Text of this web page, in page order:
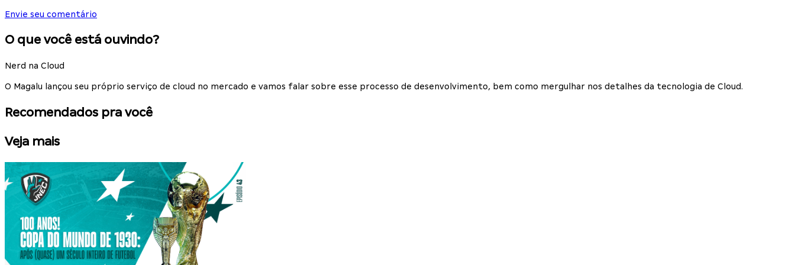
Envie seu comentário
O que você está ouvindo?
Nerd na Cloud
O Magalu lançou seu próprio serviço de cloud no mercado e vamos falar sobre esse processo de desenvolvimento, bem como mergulhar nos detalhes da tecnologia de Cloud.
Recomendados pra você
Veja mais